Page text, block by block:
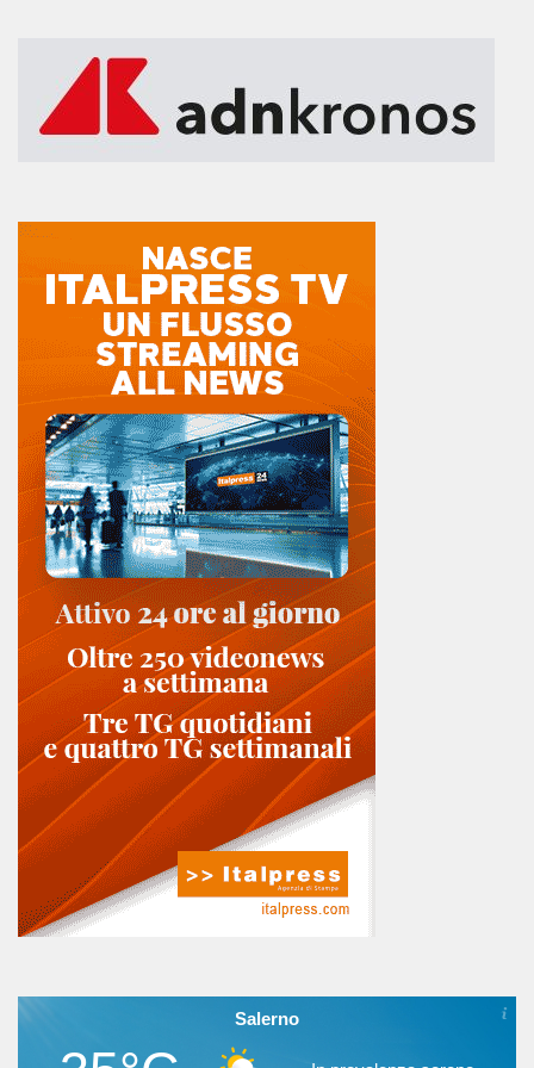
Salerno